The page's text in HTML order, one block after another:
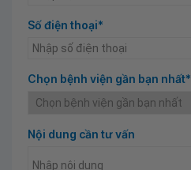
Số điện thoại*
Chọn bệnh viện gần bạn nhất*
Nội dung cần tư vấn